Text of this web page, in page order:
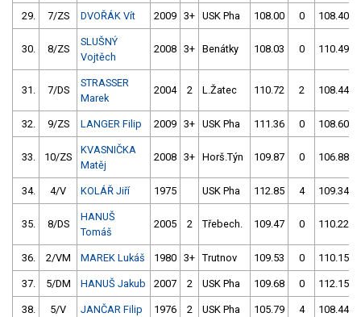
29. 7/ZS DVOŘÁK Vít 2009 3+ USK Pha 108.00 0 108.40
30. 8/ZS
SLUŠNÝ
Vojtěch
2008 3+ Benátky 108.03 0 110.49
31. 7/DS
STRASSER
Marek
2004 2 L.Žatec 110.72 2 108.44
32. 9/ZS LANGER Filip 2009 3+ USK Pha 111.36 0 108.60
33. 10/ZS
KVASNIČKA
Matěj
2008 3+ Horš.Týn 109.87 0 106.88
34. 4/V KOLÁŘ Jiří 1975 USK Pha 112.85 4 109.34
35. 8/DS
HANUŠ
Tomáš
2005 2 Třebech. 109.47 0 110.22
36. 2/VM MAREK Lukáš 1980 3+ Trutnov 109.53 0 110.15
37. 5/DM HANUŠ Jakub 2007 2 USK Pha 109.68 0 112.15
38. 5/V JANČAR Filip 1976 2 USK Pha 105.79 4 108.44